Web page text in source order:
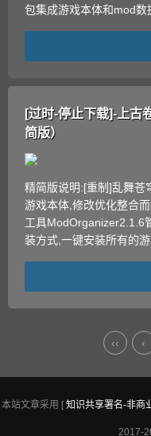
包集成游戏本体和mod数
[过时-停止下载]-上古
简版）
精简版说明:[重制]乱舞苍
游戏本体,修改优化整合
工具ModOrganizer2.1.6
装方式,一键安装所有的游
‹‹ ‹
本站文章采用 [ 知识共享署名-非商
2017-